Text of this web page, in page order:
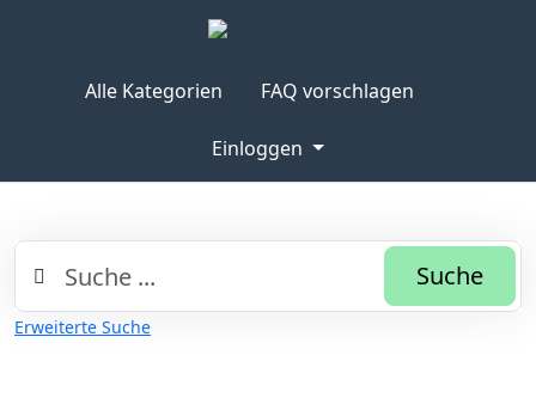
Alle Kategorien FAQ vorschlagen
Einloggen
Suche
Erweiterte Suche